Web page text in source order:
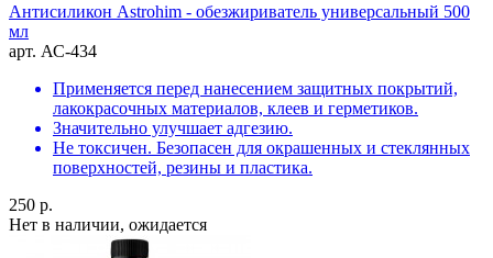
Антисиликон Astrohim - обезжириватель универсальный 500
мл
арт. АС-434
Применяется перед нанесением защитных покрытий,
лакокрасочных материалов, клеев и герметиков.
Значительно улучшает адгезию.
Не токсичен. Безопасен для окрашенных и стеклянных
поверхностей, резины и пластика.
250 р.
Нет в наличии, ожидается